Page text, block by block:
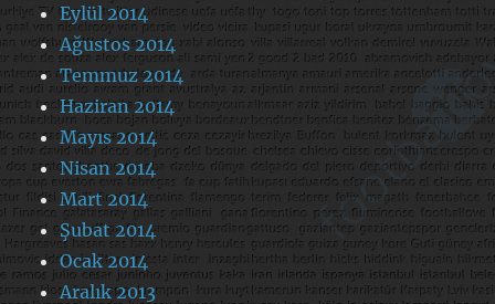
Eylül 2014
Ağustos 2014
Temmuz 2014
Haziran 2014
Mayıs 2014
Nisan 2014
Mart 2014
Şubat 2014
Ocak 2014
Aralık 2013